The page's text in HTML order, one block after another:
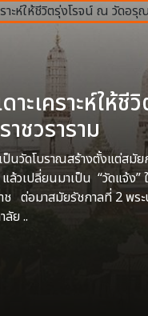
าะเคราะห์ให้ชี
ชวราราม
ป็นวัดโบราณสร้างตั้งแต่สมั
แล้วเปลี่ยนมาเป็น “วัดแจ้ง
ช ต่อมาสมัยรัชกาลที่ 2 พระ
ย ..